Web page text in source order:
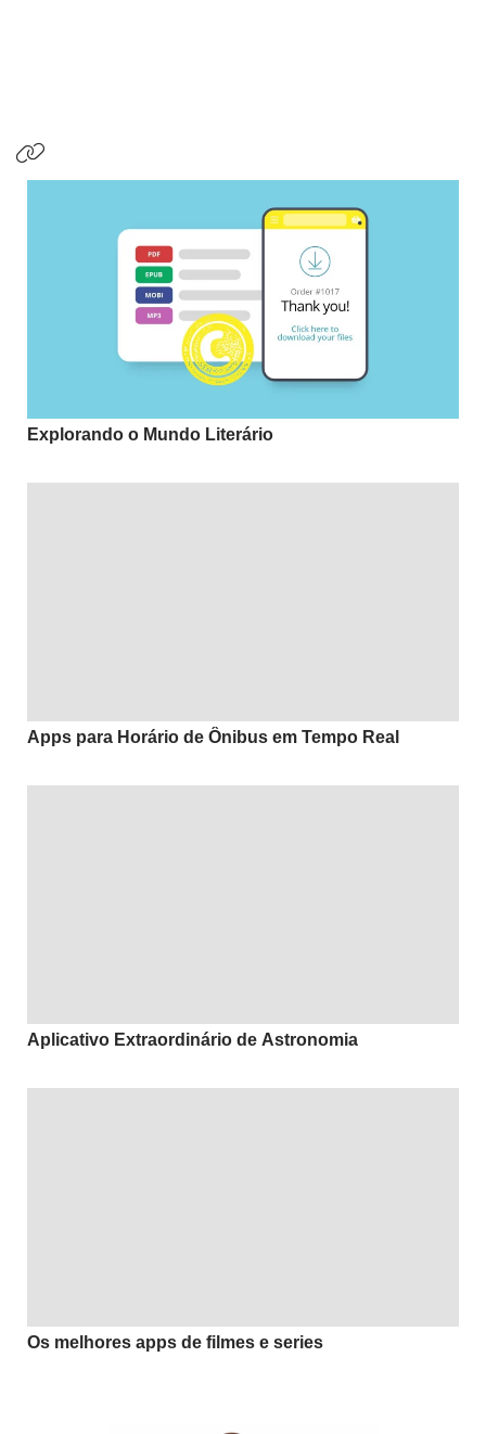
Explorando o Mundo Literário
Apps para Horário de Ônibus em Tempo Real
Aplicativo Extraordinário de Astronomia
Os melhores apps de filmes e series